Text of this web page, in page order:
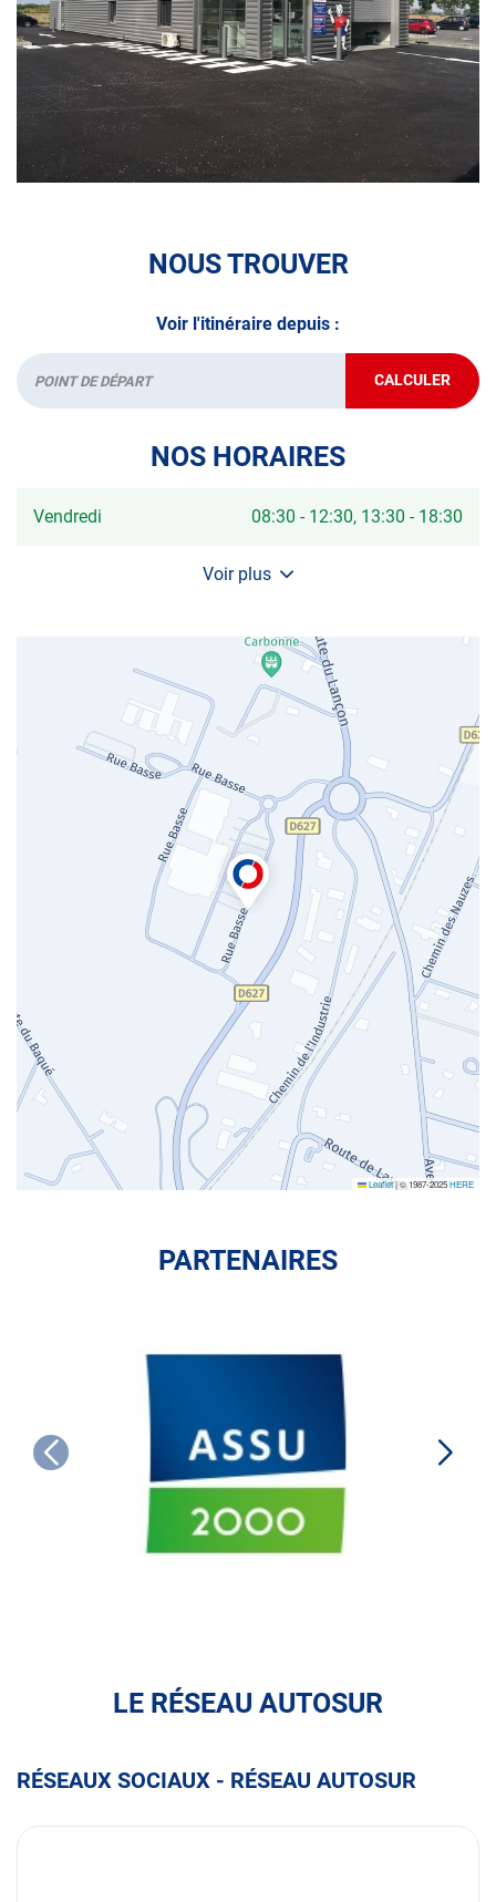
• le contrôle technique des véhicules GPL/Gaz*
• le contrôle de la Catégorie L (moto, scooter, mobylette, 3
roues, quad, voiturette, voiture sans permis)
• le pré-contrôle contrôle technique ou contrôle technique
volontaire / partiel
A très bientôt chezAUTOSUR CARBONNE
*Prestation à vérifier auprès du centre
NOUS TROUVER
Voir l'itinéraire depuis :
Départ CALCULER
JUSQU'AU
POINT
NOS HORAIRES
Horaires
Vendredi 08:30 - 12:30 13:30 - 18:30
Voir plus
et
d'ouverture
centre
AUTOSUR
CARBONNE
Leaflet|© 1987-2025HERE
PARTENAIRES
LE RÉSEAU AUTOSUR
RÉSEAUX SOCIAUX - RÉSEAU AUTOSUR